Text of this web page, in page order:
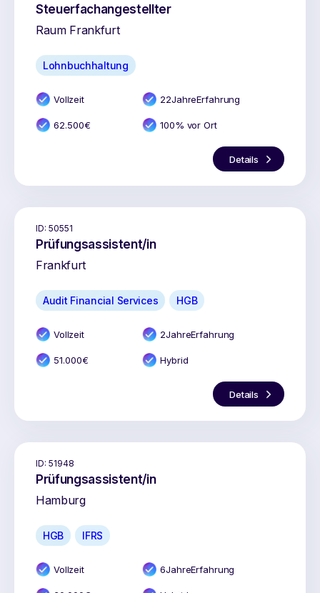
Steuerfachangestellter
Raum Frankfurt
Lohnbuchhaltung
Vollzeit 22JahreErfahrung
62.500€ 100% vor Ort
Details
ID: 50551
Prüfungsassistent/in
Frankfurt
Audit Financial Services HGB
Vollzeit 2JahreErfahrung
51.000€ Hybrid
Details
ID: 51948
Prüfungsassistent/in
Hamburg
HGB IFRS
Vollzeit 6JahreErfahrung